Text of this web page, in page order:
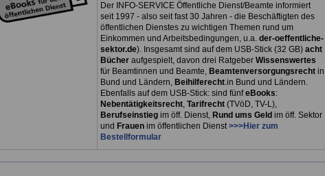
Der INFO-SERVICE Öffentliche Dienst/Beamte informiert
seit 1997 - also seit fast 30 Jahren - die Beschäftigten des
öffentlichen Dienstes zu wichtigen Themen rund um
Einkommen und Arbeitsbedingungen, u.a. der-oeffentliche-
sektor.de). Insgesamt sind auf dem USB-Stick (32 GB) acht
Bücher aufgespielt, davon drei Ratgeber Wissenswertes
für Beamtinnen und Beamte, Beamtenversorgungsrechtin
Bund und Ländern, Beihilferecht.in Bund und Ländern.
Ebenfalls auf dem USB-Stick: sind fünfeBooks:
Nebentätigkeitsrecht, Tarifrecht(TVöD, TV-L),
Berufseinstiegim öff. Dienst, Rund ums Geld im öff. Sektor
und Frauenim öffentlichen Dienst>>>Hier zum
Bestellformular